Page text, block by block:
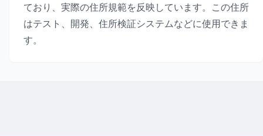
ており、実際の住所規範を反映しています。この住所
はテスト、開発、住所検証システムなどに使用できま
す。